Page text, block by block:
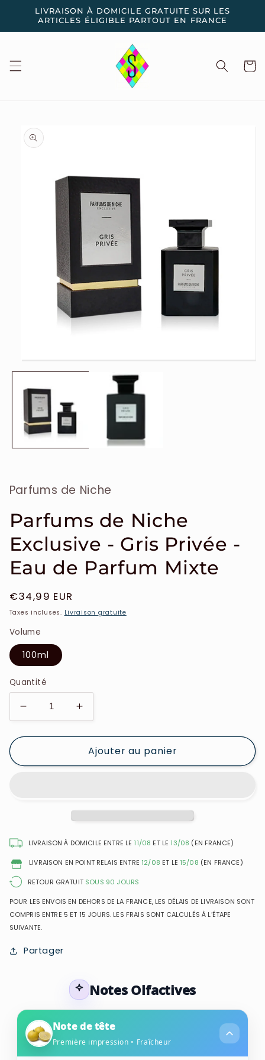
passer
contenu
LIVRAISON À DOMICILE GRATUITE SUR LES
ARTICLES ÉLIGIBLE PARTOUT EN FRANCE
Panier
Passer aux
informations
produits
le
1
dans
fenêtre
modale
Parfums de Niche
Parfums de Niche
Exclusive - Gris Privée -
Eau de Parfum Mixte
Prix
habituel
€34,99 EUR
Taxes incluses. Livraison gratuite
Volume
100ml
Quantité
Réduire
la
quantité
Parfums
Privée
Eau
de
Mixte
Augmenter
la
quantité
de
Parfums
Privée
Eau
de
Mixte
Ajouter au panier
LIVRAISON À DOMICILE ENTRE LE 11/08 ET LE 13/08 (EN FRANCE)
LIVRAISON EN POINT RELAIS ENTRE 12/08 ET LE 15/08 (EN FRANCE)
RETOUR GRATUIT SOUS 90 JOURS
POUR LES ENVOIS EN DEHORS DE LA FRANCE, LES DÉLAIS DE LIVRAISON SONT
COMPRIS ENTRE 5 ET 15 JOURS. LES FRAIS SONT CALCULÉS À L’ÉTAPE
SUIVANTE.
Partager
Notes Olfactives
Note de tête
Première impression • Fraîcheur